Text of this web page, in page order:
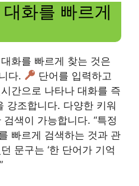
화를 빠르게
화를 빠르게 찾는 것은
다.
단어를 입력하고
간으로 나타나 대화를 즉
강조합니다. 다양한 키워
색이 가능합니다. “특정
빠르게 검색하는 것과 관
문구는 ‘한 단어가 기억